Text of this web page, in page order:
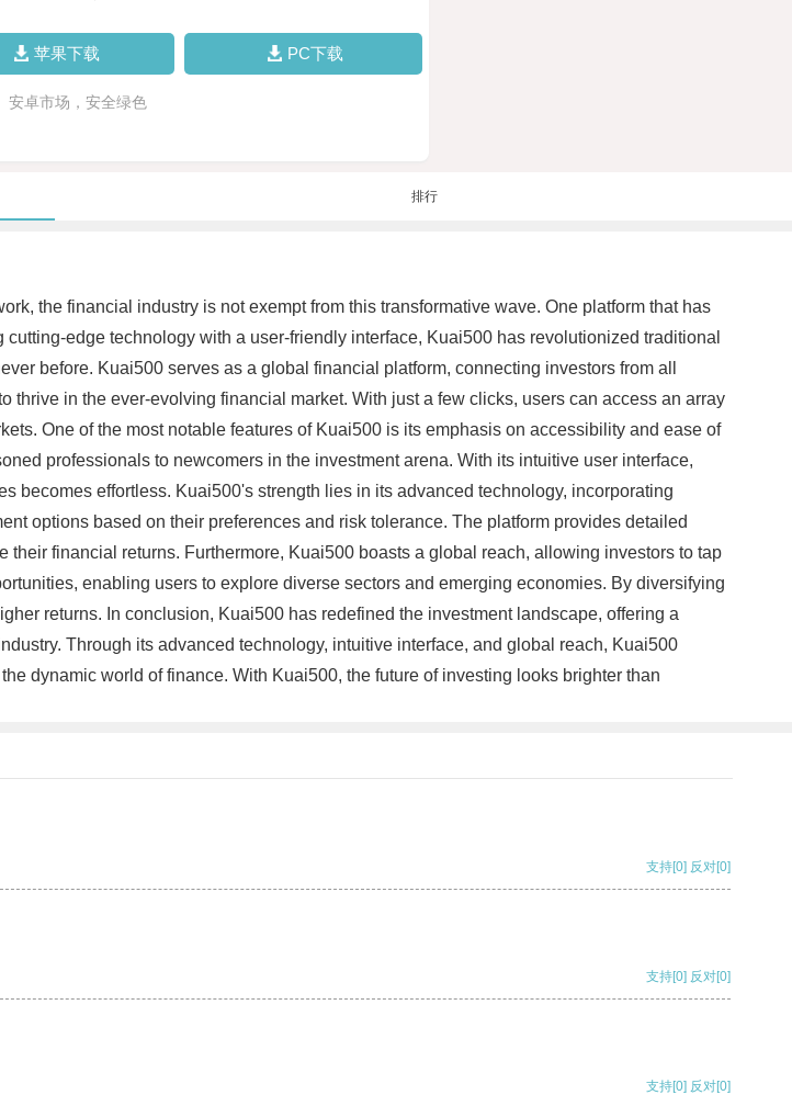
苹果下载 PC下载
安卓市场，安全绿色
排行
the financial industry is not exempt from this transformative wave. One platform that has
edge technology with a user-friendly interface, Kuai500 has revolutionized traditional
before. Kuai500 serves as a global financial platform, connecting investors from all
in the ever-evolving financial market. With just a few clicks, users can access an array
One of the most notable features of Kuai500 is its emphasis on accessibility and ease of
professionals to newcomers in the investment arena. With its intuitive user interface,
becomes effortless. Kuai500's strength lies in its advanced technology, incorporating
options based on their preferences and risk tolerance. The platform provides detailed
financial returns. Furthermore, Kuai500 boasts a global reach, allowing investors to tap
enabling users to explore diverse sectors and emerging economies. By diversifying
returns. In conclusion, Kuai500 has redefined the investment landscape, offering a
Through its advanced technology, intuitive interface, and global reach, Kuai500
dynamic world of finance. With Kuai500, the future of investing looks brighter than
支持[0] 反对[0]
支持[0] 反对[0]
支持[0] 反对[0]